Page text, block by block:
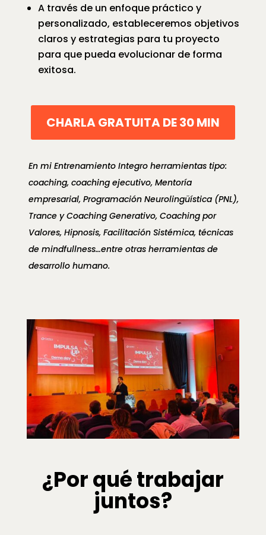
A través de un enfoque práctico y
personalizado, estableceremos objetivos
claros y estrategias para tu proyecto
para que pueda evolucionar de forma
exitosa.
CHARLA GRATUITA DE 30 MIN
En mi Entrenamiento Integro herramientas tipo:
coaching, coaching ejecutivo, Mentoría
empresarial, Programación Neurolingüística (PNL),
Trance y Coaching Generativo, Coaching por
Valores, Hipnosis, Facilitación Sistémica, técnicas
de mindfullness…entre otras herramientas de
desarrollo humano.
¿Por qué trabajar
juntos?